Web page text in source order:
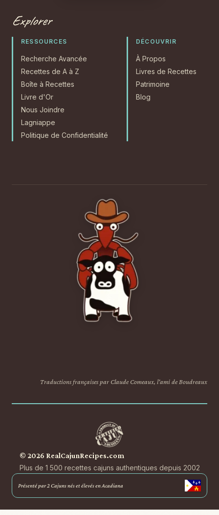
Explorer
RESSOURCES
Recherche Avancée
Recettes de A à Z
Boîte à Recettes
Livre d'Or
Nous Joindre
Lagniappe
Politique de Confidentialité
DÉCOUVRIR
À Propos
Livres de Recettes
Patrimoine
Blog
Traductions françaises par Claude Comeaux, l'ami de Boudreaux
© 2026 RealCajunRecipes.com
Plus de 1 500 recettes cajuns authentiques depuis 2002
Présenté par 2 Cajuns nés et élevés en Acadiana